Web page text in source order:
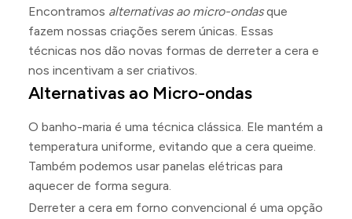
Encontramos alternativas ao micro-ondasque
fazem nossas criações serem únicas. Essas
técnicas nos dão novas formas de derreter a cera e
nos incentivam a ser criativos.
Alternativas ao Micro-ondas
O banho-maria é uma técnica clássica. Ele mantém a
temperatura uniforme, evitando que a cera queime.
Também podemos usar panelas elétricas para
aquecer de forma segura.
Derreter a cera em forno convencional é uma opção